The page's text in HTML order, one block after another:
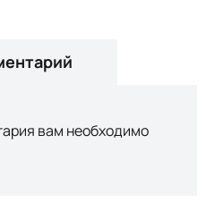
вам необходимо